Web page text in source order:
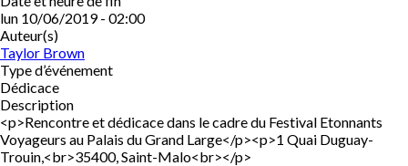
lun 10/06/2019 - 02:00
Auteur(s)
Taylor Brown
Type d’événement
Dédicace
Description
<p>Rencontre et dédicace dans le cadre du Festival Etonnants
Voyageurs au Palais du Grand Large</p><p>1 Quai Duguay-
Trouin,<br>35400, Saint-Malo<br></p>